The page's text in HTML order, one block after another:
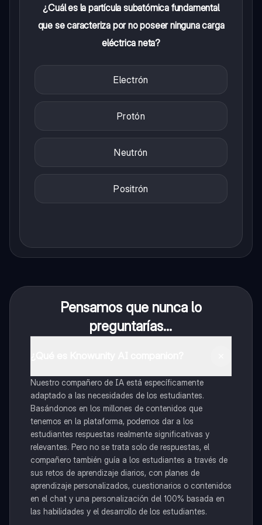
¿Cuál es la partícula subatómica fundamental
que se caracteriza por no poseer ninguna carga
eléctrica neta?
Electrón
Protón
Neutrón
Positrón
Pensamos que nunca lo
preguntarías...
Nuestro compañero de IA está específicamente
adaptado a las necesidades de los estudiantes.
Basándonos en los millones de contenidos que
tenemos en la plataforma, podemos dar a los
estudiantes respuestas realmente significativas y
relevantes. Pero no se trata solo de respuestas, el
compañero también guía a los estudiantes a través de
sus retos de aprendizaje diarios, con planes de
aprendizaje personalizados, cuestionarios o contenidos
en el chat y una personalización del 100% basada en
las habilidades y el desarrollo de los estudiantes.